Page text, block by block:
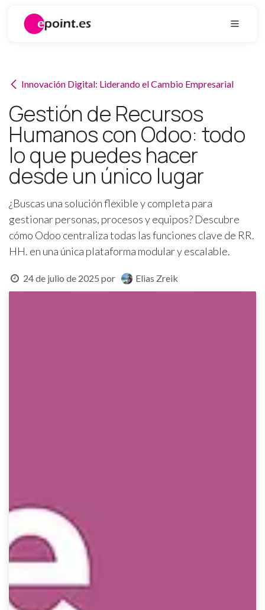
Innovación Digital: Liderando el Cambio Empresarial
Gestión de Recursos
Humanos con Odoo: todo
lo que puedes hacer
desde un único lugar
¿Buscas una solución flexible y completa para
gestionar personas, procesos y equipos? Descubre
cómo Odoo centraliza todas las funciones clave de RR.
HH. en una única plataforma modular y escalable.
24 de julio de 2025 por Elias Zreik